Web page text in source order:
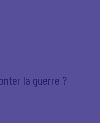
la guerre ?